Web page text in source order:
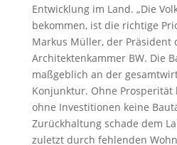
Entwicklung im Land. „Die
bekommen, ist die richtige
Markus Müller, der Präsident
Architektenkammer BW. Die
maßgeblich an der
Konjunktur. Ohne Prosperität
ohne Investitionen keine
Zurückhaltung schade dem
zuletzt durch fehlenden